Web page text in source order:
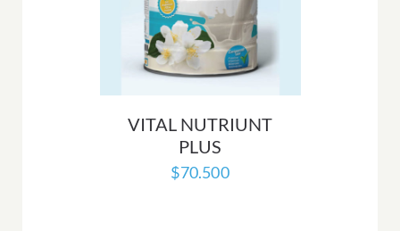
VITAL NUTRIUNT
PLUS
$70.500